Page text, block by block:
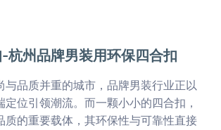
杭州品牌男装用环保四合扣
与品质并重的城市，品牌男装行业正以
定位引领潮流。而一颗小小的四合扣，
质的重要载体，其环保性与可靠性直接